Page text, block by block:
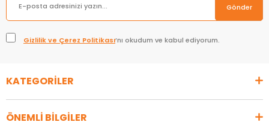
Gönder
Gizlilik ve Çerez Politikası’nı okudum ve kabul ediyorum.
KATEGORİLER
ÖNEMLİ BİLGİLER